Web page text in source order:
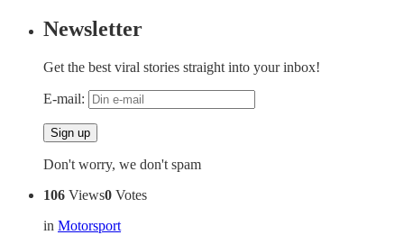
Newsletter
Get the best viral stories straight into your inbox!
E-mail:
Don't worry, we don't spam
106 Views0 Votes
in Motorsport